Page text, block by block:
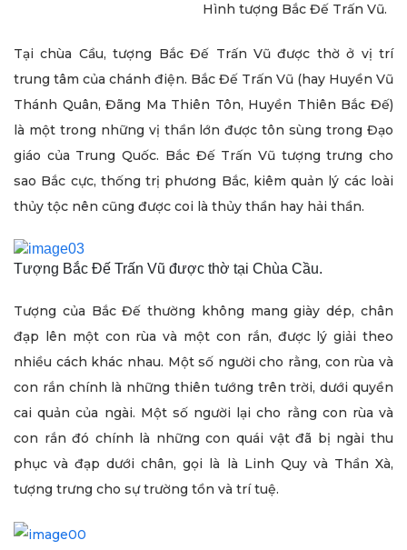
Hình tượng Bắc Đế Trấn Vũ.
Tại chùa Cầu, tượng Bắc Đế Trấn Vũ được thờ ở vị trí
trung tâm của chánh điện. Bắc Đế Trấn Vũ (hay Huyền Vũ
Thánh Quân, Đãng Ma Thiên Tôn, Huyền Thiên Bắc Đế)
là một trong những vị thần lớn được tôn sùng trong Đạo
giáo của Trung Quốc. Bắc Đế Trấn Vũ tượng trưng cho
sao Bắc cực, thống trị phương Bắc, kiêm quản lý các loài
thủy tộc nên cũng được coi là thủy thần hay hải thần.
Tượng Bắc Đế Trấn Vũ được thờ tại Chùa Cầu.
Tượng của Bắc Đế thường không mang giày dép, chân
đạp lên một con rùa và một con rắn, được lý giải theo
nhiều cách khác nhau. Một số người cho rằng, con rùa và
con rắn chính là những thiên tướng trên trời, dưới quyền
cai quản của ngài. Một số người lại cho rằng con rùa và
con rắn đó chính là những con quái vật đã bị ngài thu
phục và đạp dưới chân, gọi là là Linh Quy và Thần Xà,
tượng trưng cho sự trường tồn và trí tuệ.